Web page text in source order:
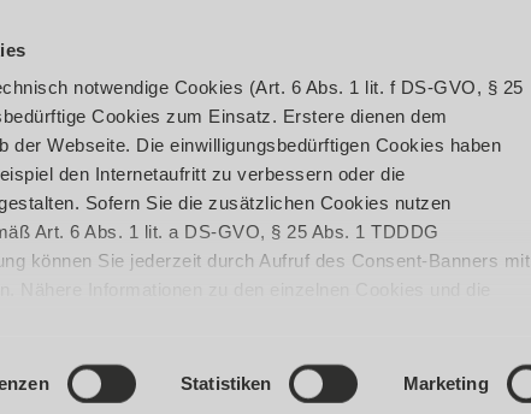
notwendige Cookies (Art. 6 Abs. 1 lit. f DS-GVO, § 25
Cookies zum Einsatz. Erstere dienen dem
der Webseite. Die einwilligungsbedürftigen Cookies haben
den Internetaufritt zu verbessern oder die
Sofern Sie die zusätzlichen Cookies nutzen
Art. 6 Abs. 1 lit. a DS-GVO, § 25 Abs. 1 TDDDG
können Sie jederzeit durch Aufruf des Consent-Banners mit
Statistiken Marketing